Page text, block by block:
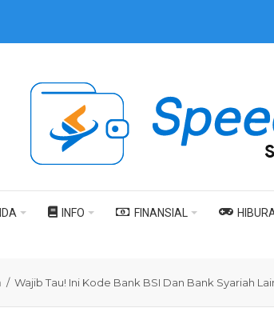
INFO FINANSIAL
/ Wajib Tau! Ini Kode Bank BSI Dan Bank Syariah